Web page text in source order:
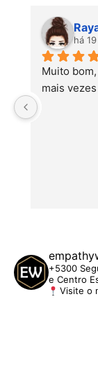
há
Muito
mais vezes
+5300
e Centro
Visite o